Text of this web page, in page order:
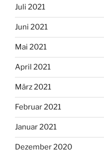
Juli 2021
Juni 2021
Mai 2021
April 2021
März 2021
Februar 2021
Januar 2021
Dezember 2020